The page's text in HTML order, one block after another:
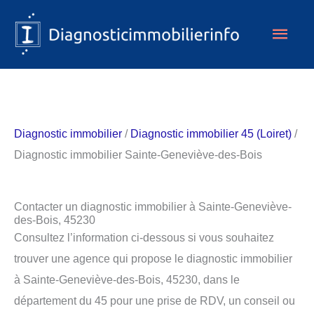
contenu
Diagnostic immobilier / Diagnostic immobilier 45 (Loiret) /
Diagnostic immobilier Sainte-Geneviève-des-Bois
Contacter un diagnostic immobilier à Sainte-Geneviève-
des-Bois, 45230
Consultez l’information ci-dessous si vous souhaitez
trouver une agence qui propose le diagnostic immobilier
à Sainte-Geneviève-des-Bois, 45230, dans le
département du 45 pour une prise de RDV, un conseil ou